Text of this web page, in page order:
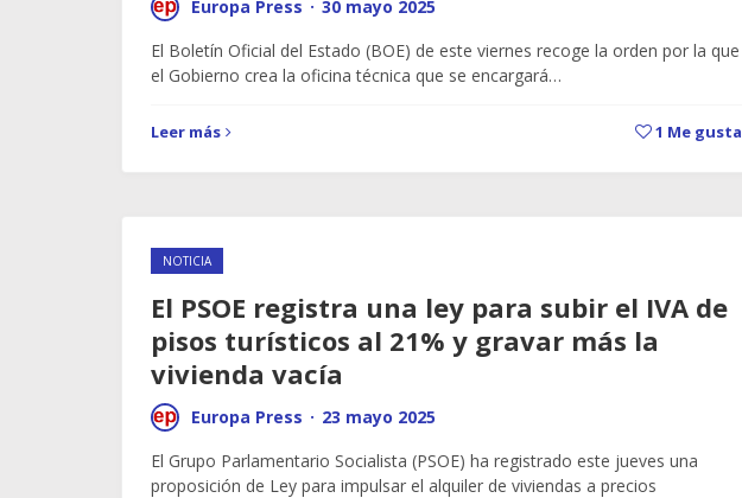
Europa Press · 30 mayo 2025
El Boletín Oficial del Estado (BOE) de este viernes recoge la orden por la que
el Gobierno crea la oficina técnica que se encargará…
Leer más 1 Me gusta
NOTICIA
El PSOE registra una ley para subir el IVA de
pisos turísticos al 21% y gravar más la
vivienda vacía
Europa Press · 23 mayo 2025
El Grupo Parlamentario Socialista (PSOE) ha registrado este jueves una
proposición de Ley para impulsar el alquiler de viviendas a precios